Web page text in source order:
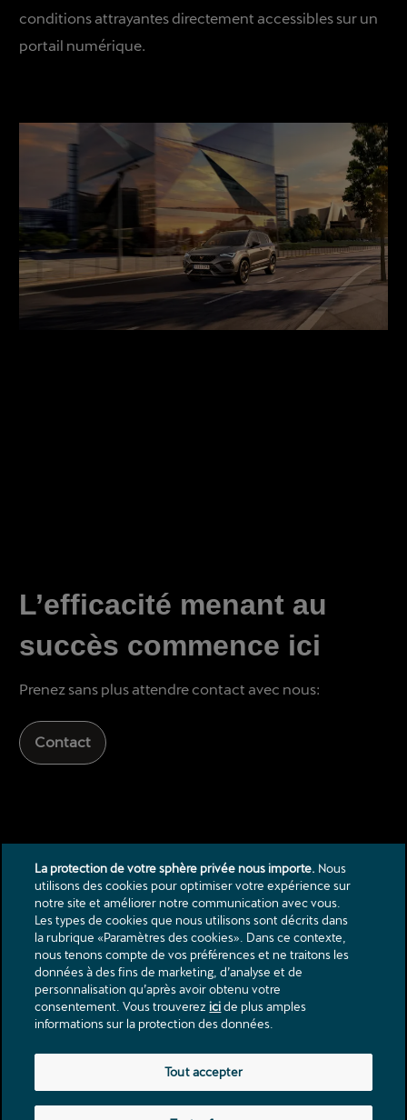
conditions attrayantes directement accessibles sur un
portail numérique.
L’efficacité menant au
succès commence ici
Prenez sans plus attendre contact avec nous:
Contact
Rue des Fléchères 1
1274 Signy
info@garage-bottone.ch
Contact
Catalogues & listes de prix
Mentions légales
Protection des donnèes
La protection de votre sphère privée nous importe. Nous
utilisons des cookies pour optimiser votre expérience sur
notre site et améliorer notre communication avec vous.
Les types de cookies que nous utilisons sont décrits dans
la rubrique «Paramètres des cookies». Dans ce contexte,
nous tenons compte de vos préférences et ne traitons les
données à des fins de marketing, d’analyse et de
personnalisation qu’après avoir obtenu votre
consentement. Vous trouverezicide plus amples
informations sur la protection des données.
Tout accepter